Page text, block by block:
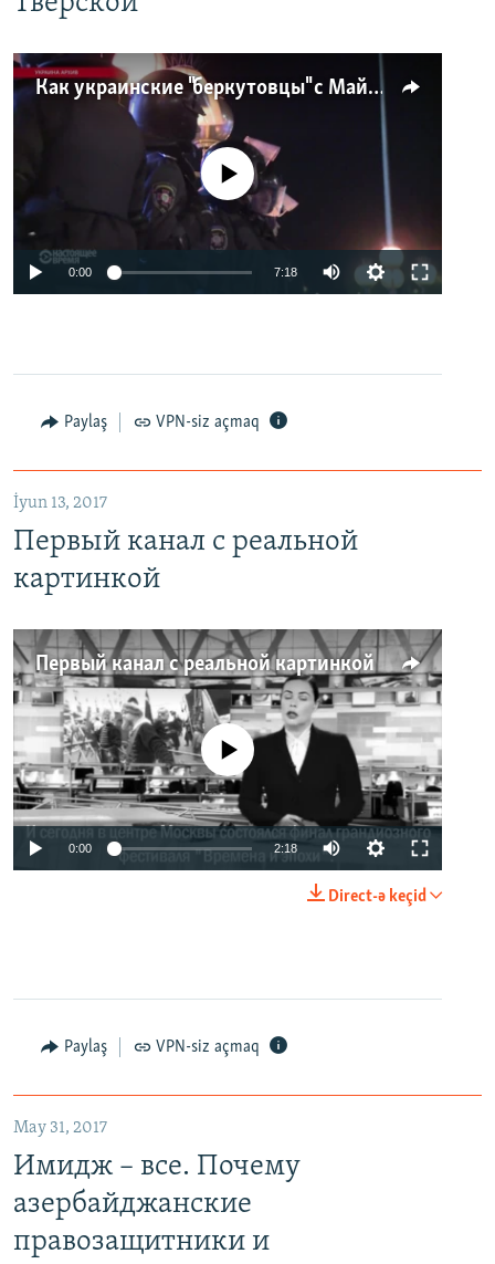
Как украинские "беркутовцы" с Майдана стали ОМОНом с Тверской
No media source currently available
0:00 7:18
Paylaş VPN-siz açmaq
İyun 13, 2017
Первый канал с реальной
картинкой
Первый канал с реальной картинкой
No media source currently available
0:00 2:18
Direct-ə keçid
Paylaş VPN-siz açmaq
May 31, 2017
Имидж – все. Почему
азербайджанские
правозащитники и